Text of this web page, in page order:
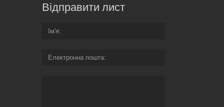
Відправити лист
Ім'я
Електронна пошта